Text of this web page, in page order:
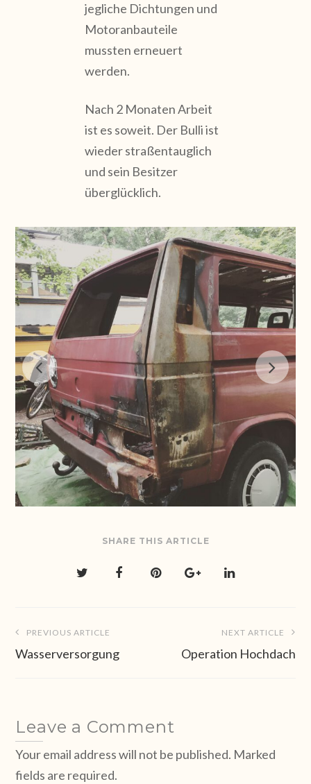
jegliche Dichtungen und
Motoranbauteile
mussten erneuert
werden.
Nach 2 Monaten Arbeit
ist es soweit. Der Bulli ist
wieder straßentauglich
und sein Besitzer
überglücklich.
SHARE THIS ARTICLE
PREVIOUS ARTICLE
Wasserversorgung
NEXT ARTICLE
Operation Hochdach
Leave a Comment
Your email address will not be published. Marked
fields are required.